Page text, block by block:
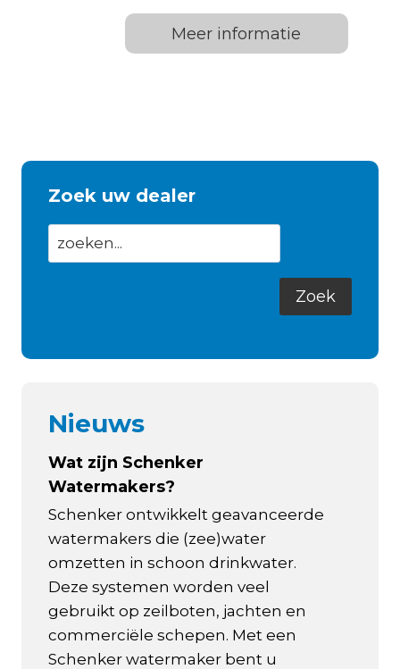
Meer informatie
Zoek uw dealer
Nieuws
Wat zijn Schenker
Watermakers?
Schenker ontwikkelt geavanceerde
watermakers die (zee)water
omzetten in schoon drinkwater.
Deze systemen worden veel
gebruikt op zeilboten, jachten en
commerciële schepen. Met een
Schenker watermaker bent u